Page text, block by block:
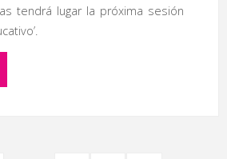
tendrá lugar la próxima sesión